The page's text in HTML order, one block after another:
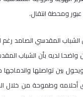
ومحطة انتقال.
المقدسي الصامد رغم
رمضان الماضي "صيف العام 2014"،
بين تواصلها
أحلامه وطموحة من خلال